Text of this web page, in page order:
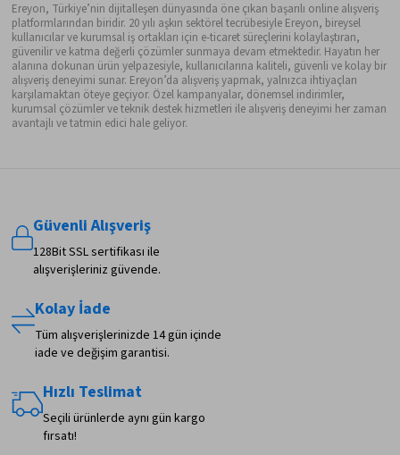
Ereyon, Türkiye’nin dijitalleşen dünyasında öne çıkan başarılı online alışveriş
platformlarından biridir. 20 yılı aşkın sektörel tecrübesiyle Ereyon, bireysel
kullanıcılar ve kurumsal iş ortakları için e-ticaret süreçlerini kolaylaştıran,
güvenilir ve katma değerli çözümler sunmaya devam etmektedir. Hayatın her
alanına dokunan ürün yelpazesiyle, kullanıcılarına kaliteli, güvenli ve kolay bir
alışveriş deneyimi sunar. Ereyon’da alışveriş yapmak, yalnızca ihtiyaçları
karşılamaktan öteye geçiyor. Özel kampanyalar, dönemsel indirimler,
kurumsal çözümler ve teknik destek hizmetleri ile alışveriş deneyimi her zaman
avantajlı ve tatmin edici hale geliyor.
Güvenli Alışveriş
128Bit SSL sertifikası ile
alışverişleriniz güvende.
Kolay İade
Tüm alışverişlerinizde 14 gün içinde
iade ve değişim garantisi.
Hızlı Teslimat
Seçili ürünlerde aynı gün kargo
fırsatı!